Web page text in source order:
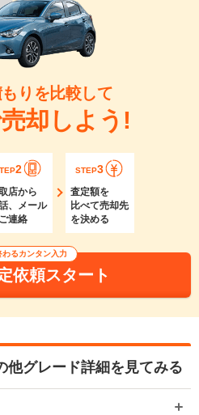
りを比較して
却しよう!
2
店から
、メール
連絡
STEP3
査定額を
比べて売却先
を決める
るカンタン入力
依頼スタート
他グレード詳細を見てみる